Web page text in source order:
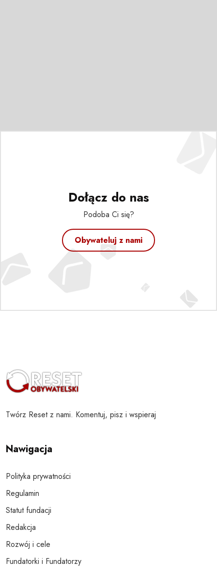
Dołącz do nas
Podoba Ci się?
Obywateluj z nami
Twórz Reset z nami. Komentuj, pisz i wspieraj
Nawigacja
Polityka prywatności
Regulamin
Statut fundacji
Redakcja
Rozwój i cele
Fundatorki i Fundatorzy